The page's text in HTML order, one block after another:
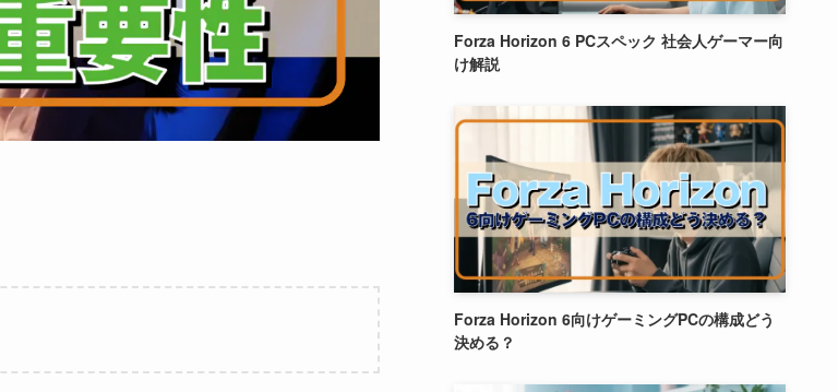
Forza Horizon 6 PCスペック 社会人ゲーマー向
け解説
Forza Horizon 6向けゲーミングPCの構成どう
決める？